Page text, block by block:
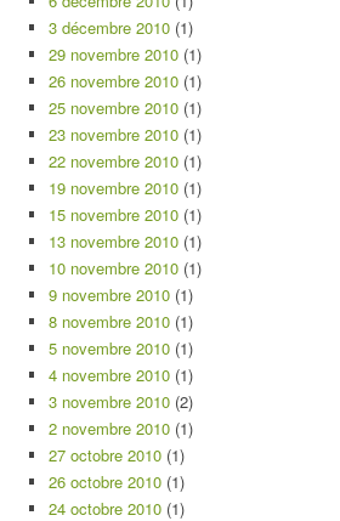
3 décembre 2010 (1)
29 novembre 2010 (1)
26 novembre 2010 (1)
25 novembre 2010 (1)
23 novembre 2010 (1)
22 novembre 2010 (1)
19 novembre 2010 (1)
15 novembre 2010 (1)
13 novembre 2010 (1)
10 novembre 2010 (1)
9 novembre 2010 (1)
8 novembre 2010 (1)
5 novembre 2010 (1)
4 novembre 2010 (1)
3 novembre 2010 (2)
2 novembre 2010 (1)
27 octobre 2010 (1)
26 octobre 2010 (1)
24 octobre 2010 (1)